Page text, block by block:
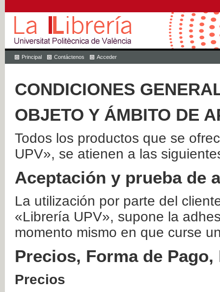
Principal Contáctenos Acceder
CONDICIONES
OBJETO Y ÁMBITO DE
Todos los productos que se
UPV», se atienen a las
Aceptación y prueba de
La utilización por parte del
«Librería UPV», supone la
momento mismo en que curse
Precios, Forma de
Precios